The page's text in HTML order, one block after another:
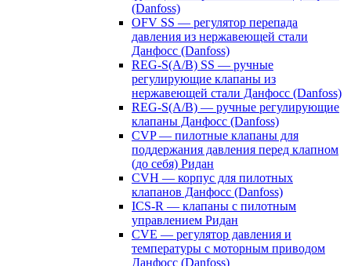
(Danfoss)
OFV SS — регулятор перепада
давления из нержавеющей стали
Данфосс (Danfoss)
REG-S(A/B) SS — ручные
регулирующие клапаны из
нержавеющей стали Данфосс (Danfoss)
REG-S(A/B) — ручные регулирующие
клапаны Данфосс (Danfoss)
CVP — пилотные клапаны для
поддержания давления перед клапном
(до себя) Ридан
CVH — корпус для пилотных
клапанов Данфосс (Danfoss)
ICS-R — клапаны с пилотным
управлением Ридан
CVE — регулятор давления и
температуры с моторным приводом
Данфосс (Danfoss)